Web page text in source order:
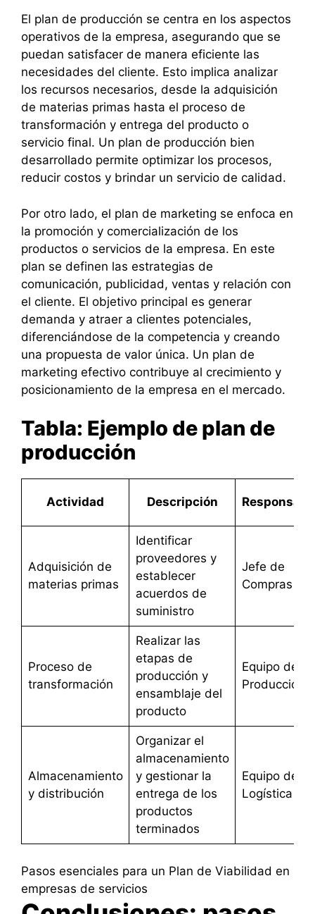
El plan de producción se centra en los aspectos
operativos de la empresa, asegurando que se
puedan satisfacer de manera eficiente las
necesidades del cliente. Esto implica analizar
los recursos necesarios, desde la adquisición
de materias primas hasta el proceso de
transformación y entrega del producto o
servicio final. Un plan de producción bien
desarrollado permite optimizar los procesos,
reducir costos y brindar un servicio de calidad.
Por otro lado, el plan de marketing se enfoca en
la promoción y comercialización de los
productos o servicios de la empresa. En este
plan se definen las estrategias de
comunicación, publicidad, ventas y relación con
el cliente. El objetivo principal es generar
demanda y atraer a clientes potenciales,
diferenciándose de la competencia y creando
una propuesta de valor única. Un plan de
marketing efectivo contribuye al crecimiento y
posicionamiento de la empresa en el mercado.
Tabla: Ejemplo de plan de
producción
Actividad Descripción
Adquisición de
materias primas
Identificar
proveedores y
establecer
acuerdos de
suministro
Jefe de
Compras
Proceso de
transformación
Realizar las
etapas de
producción y
ensamblaje del
producto
Equipo de
Producción
Almacenamiento
y distribución
Organizar el
almacenamiento
y gestionar la
entrega de los
productos
terminados
Equipo de
Logística
Pasos esenciales para un Plan de Viabilidad en
empresas de servicios